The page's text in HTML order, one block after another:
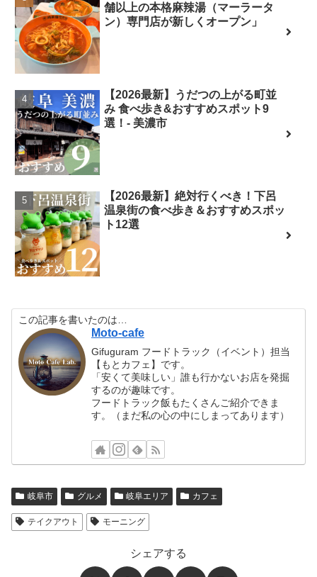
舗以上の本格麻辣湯（マーラータ
ン）専門店が新しくオープン」
【2026最新】うだつの上がる町並
み 食べ歩き&おすすめスポット9
選！- 美濃市
【2026最新】絶対行くべき！下呂
温泉街の食べ歩き＆おすすめスポッ
ト12選
この記事を書いたのは…
Moto-cafe
Gifuguram フードトラック（イベント）担当
【もとカフェ】です。
「安くて美味しい」誰も行かないお店を発掘
するのが趣味です。
フードトラック飯もたくさんご紹介できま
す。（まだ私の心の中にしまってあります）
岐阜市 グルメ 岐阜エリア カフェ
テイクアウト モーニング
シェアする